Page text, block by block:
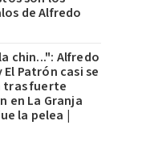
de Alfredo
chin...": Alfredo
El Patrón casi se
tras fuerte
en La Granja
la pelea |